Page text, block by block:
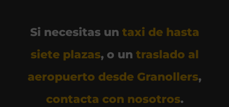
Si necesitas un taxi de hasta
siete plazas, o un traslado al
aeropuerto desde Granollers,
contacta con nosotros.